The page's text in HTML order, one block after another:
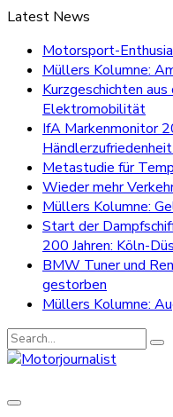
Latest News
Motorsport-
Müllers Kolumne:
Kurzgeschichten
Elektromobilität
IfA Markenmonitor
Metastudie für
Wieder mehr
Müllers Kolumne:
Start der
200 Jahren: Köln-
BMW Tuner und
gestorben
Müllers Kolumne:
Search
for: